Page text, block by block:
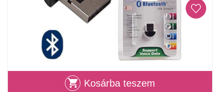
Kosárba teszem